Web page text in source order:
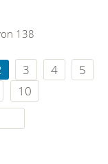
138
3 4
5
10